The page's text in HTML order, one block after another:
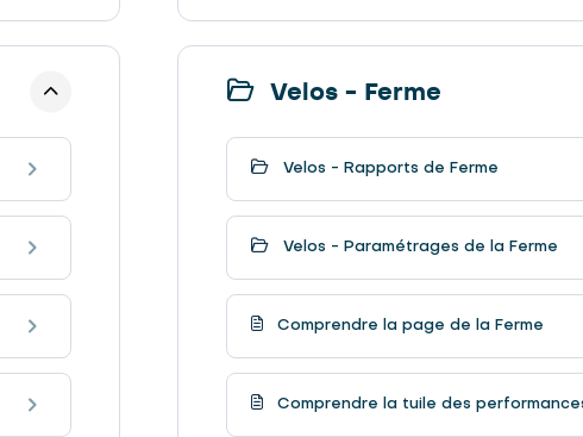
Velos - Ferme
Velos - Rapports de Ferme
Velos - Paramétrages de la Ferme
Comprendre la page de la Ferme
Comprendre la tuile des